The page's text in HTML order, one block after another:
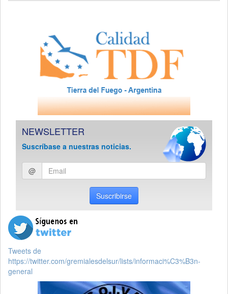
NEWSLETTER
Suscríbase a nuestras noticias.
Ingresar
email
@
Suscribirse
Tweets de
https://twitter.com/gremialesdelsur/lists/informaci%C3%B3n-
general